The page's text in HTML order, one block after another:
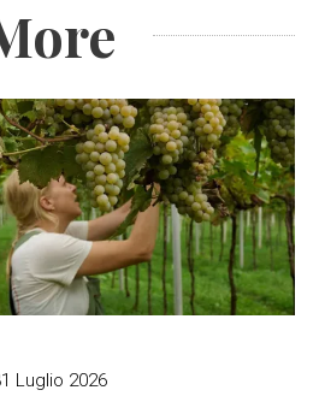
Luglio 2026